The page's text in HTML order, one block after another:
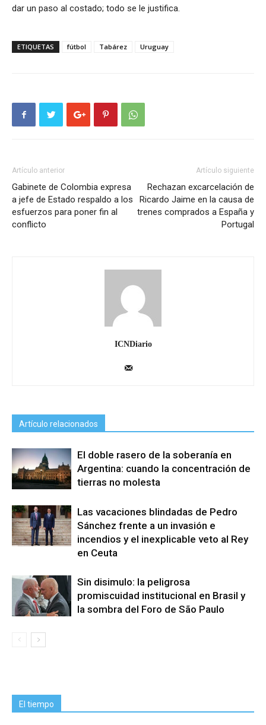
dar un paso al costado; todo se le justifica.
ETIQUETAS fútbol Tabárez Uruguay
Artículo anterior
Gabinete de Colombia expresa
a jefe de Estado respaldo a los
esfuerzos para poner fin al
conflicto
Artículo siguiente
Rechazan excarcelación de
Ricardo Jaime en la causa de
trenes comprados a España y
Portugal
ICNDiario
Artículo relacionados
El doble rasero de la soberanía en
Argentina: cuando la concentración de
tierras no molesta
Las vacaciones blindadas de Pedro
Sánchez frente a un invasión e
incendios y el inexplicable veto al Rey
en Ceuta
Sin disimulo: la peligrosa
promiscuidad institucional en Brasil y
la sombra del Foro de São Paulo
El tiempo